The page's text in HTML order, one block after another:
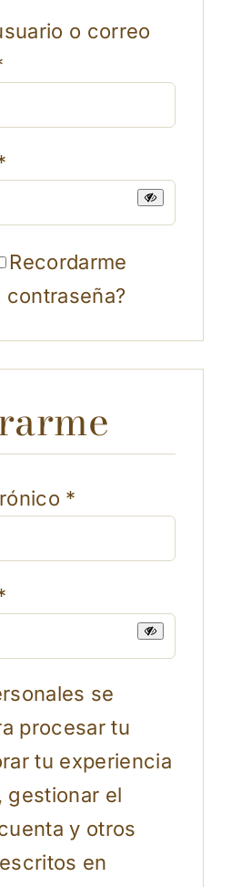
o correo
Requerido
Recordarme
contraseña?
*
Requerido
se
procesar tu
tu experiencia
gestionar el
y otros
en